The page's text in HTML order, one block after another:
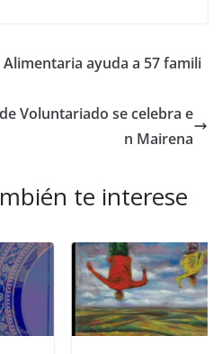
ayuda a 57 famili
Voluntariado se celebra e
n Mairena
te interese